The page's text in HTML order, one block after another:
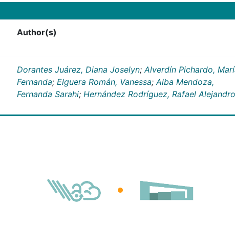
Author(s)
Dorantes Juárez, Diana Joselyn; Alverdín Pichardo,
Fernanda; Elguera Román, Vanessa; Alba Mendoza,
Fernanda Sarahi; Hernández Rodríguez, Rafael Alejandro